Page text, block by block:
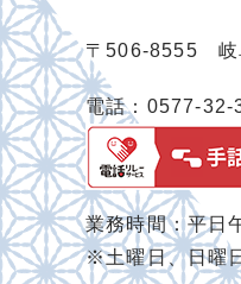
〒506-8555 岐
電話：0577-
業務時間：平日
※土曜日、日曜